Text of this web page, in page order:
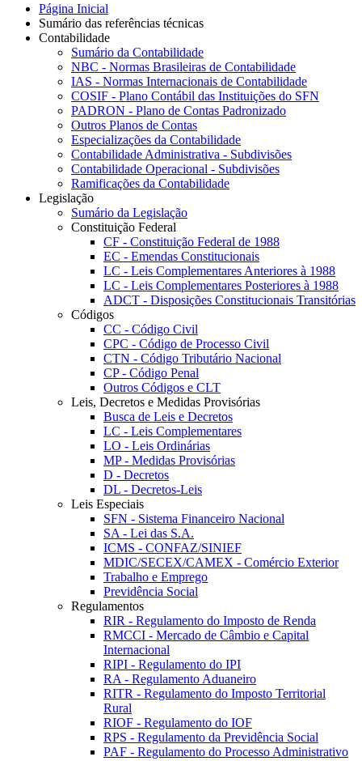
Página Inicial
Sumário das referências técnicas
Contabilidade
Sumário da Contabilidade
NBC - Normas Brasileiras de Contabilidade
IAS - Normas Internacionais de Contabilidade
COSIF - Plano Contábil das Instituições do SFN
PADRON - Plano de Contas Padronizado
Outros Planos de Contas
Especializações da Contabilidade
Contabilidade Administrativa - Subdivisões
Contabilidade Operacional - Subdivisões
Ramificações da Contabilidade
Legislação
Sumário da Legislação
Constituição Federal
CF - Constituição Federal de 1988
EC - Emendas Constitucionais
LC - Leis Complementares Anteriores à 1988
LC - Leis Complementares Posteriores à 1988
ADCT - Disposições Constitucionais Transitórias
Códigos
CC - Código Civil
CPC - Código de Processo Civil
CTN - Código Tributário Nacional
CP - Código Penal
Outros Códigos e CLT
Leis, Decretos e Medidas Provisórias
Busca de Leis e Decretos
LC - Leis Complementares
LO - Leis Ordinárias
MP - Medidas Provisórias
D - Decretos
DL - Decretos-Leis
Leis Especiais
SFN - Sistema Financeiro Nacional
SA - Lei das S.A.
ICMS - CONFAZ/SINIEF
MDIC/SECEX/CAMEX - Comércio Exterior
Trabalho e Emprego
Previdência Social
Regulamentos
RIR - Regulamento do Imposto de Renda
RMCCI - Mercado de Câmbio e Capital
Internacional
RIPI - Regulamento do IPI
RA - Regulamento Aduaneiro
RITR - Regulamento do Imposto Territorial
Rural
RIOF - Regulamento do IOF
RPS - Regulamento da Previdência Social
PAF - Regulamento do Processo Administrativo